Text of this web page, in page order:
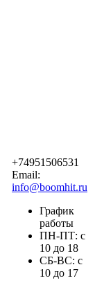
+74951506531
Email:
info@boomhit.ru
График
работы
ПH-ПТ: с
10 до 18
СБ-ВС: с
10 до 17